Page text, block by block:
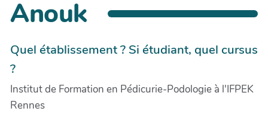
Anouk
Quel établissement ? Si étudiant, quel cursus
?
Institut de Formation en Pédicurie-Podologie à l'IFPEK
Rennes